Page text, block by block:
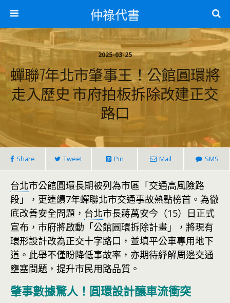
仲祿代書
2025-03-25
蟬聯7年北市肇事王！公館圓環將
走入歷史 市府拍板拆除改建正交
路口
Share Tweet Pin Mail SMS
台北市公館圓環長期被列為市區「交通高風險路
段」，更連續7年蟬聯北市交通事故熱點榜首。為徹
底改善安全問題， 台北市長蔣萬安今（15）日正式
宣布，市府將啟動「公館圓環拆除計畫」，將現有
環形設計改為正交十字路口，並填平公車專用地下
道。此舉不僅盼降低事故率，亦期待紓解周邊交通
壅塞問題，提升市民用路品質。
肇事數據驚人！圓環設計釀車流衝突